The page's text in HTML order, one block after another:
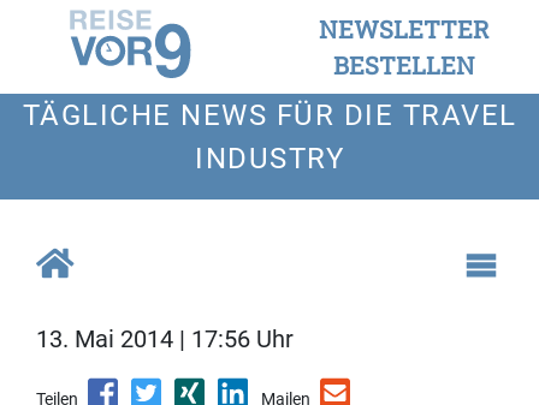
NEWSLETTER
BESTELLEN
TÄGLICHE NEWS FÜR DIE TRAVEL
INDUSTRY
13. Mai 2014 | 17:56 Uhr
Teilen Mailen